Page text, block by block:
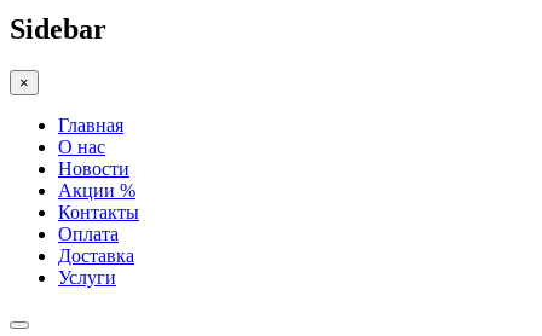
Sidebar
×
Главная
О нас
Новости
Акции %
Контакты
Оплата
Доставка
Услуги